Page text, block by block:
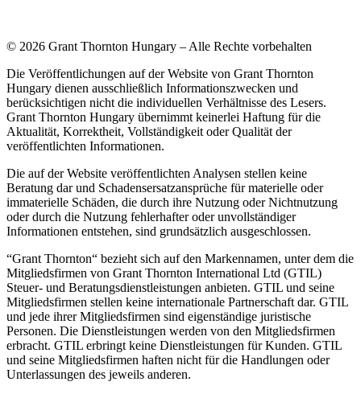
© 2026 Grant Thornton Hungary – Alle Rechte vorbehalten
Die Veröffentlichungen auf der Website von Grant Thornton
Hungary dienen ausschließlich Informationszwecken und
berücksichtigen nicht die individuellen Verhältnisse des Lesers.
Grant Thornton Hungary übernimmt keinerlei Haftung für die
Aktualität, Korrektheit, Vollständigkeit oder Qualität der
veröffentlichten Informationen.
Die auf der Website veröffentlichten Analysen stellen keine
Beratung dar und Schadensersatzansprüche für materielle oder
immaterielle Schäden, die durch ihre Nutzung oder Nichtnutzung
oder durch die Nutzung fehlerhafter oder unvollständiger
Informationen entstehen, sind grundsätzlich ausgeschlossen.
“Grant Thornton“ bezieht sich auf den Markennamen, unter dem die
Mitgliedsfirmen von Grant Thornton International Ltd (GTIL)
Steuer- und Beratungsdienstleistungen anbieten. GTIL und seine
Mitgliedsfirmen stellen keine internationale Partnerschaft dar. GTIL
und jede ihrer Mitgliedsfirmen sind eigenständige juristische
Personen. Die Dienstleistungen werden von den Mitgliedsfirmen
erbracht. GTIL erbringt keine Dienstleistungen für Kunden. GTIL
und seine Mitgliedsfirmen haften nicht für die Handlungen oder
Unterlassungen des jeweils anderen.